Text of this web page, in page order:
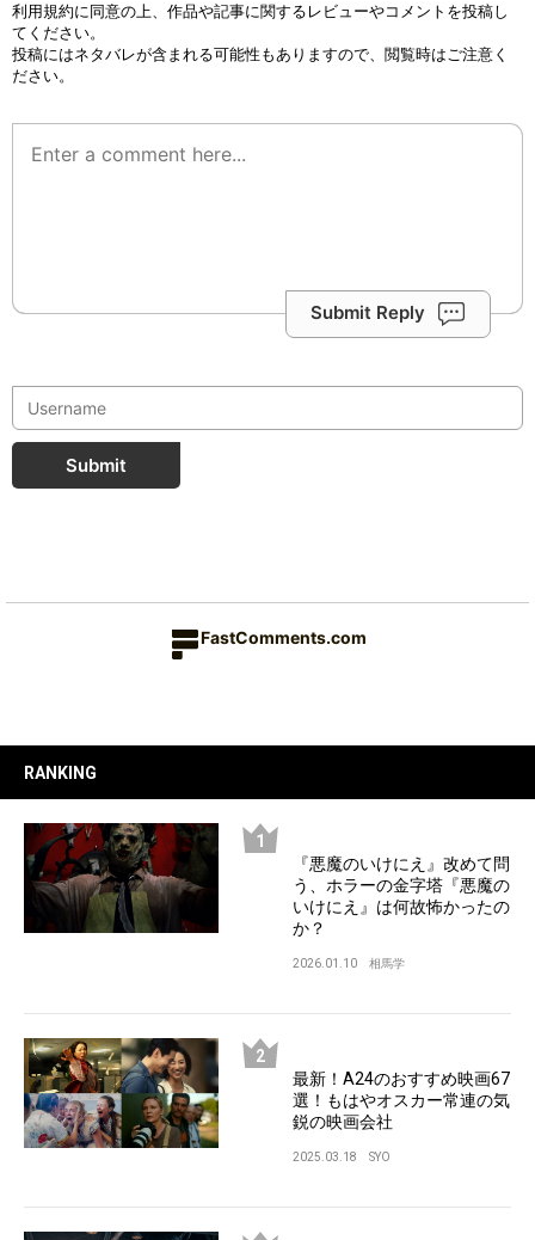
利用規約に同意の上、作品や記事に関するレビューやコメントを投稿し
てください。
投稿にはネタバレが含まれる可能性もありますので、閲覧時はご注意く
ださい。
Submit Reply
Submit
FastComments.com
RANKING
『悪魔のいけにえ』改めて問
う、ホラーの金字塔『悪魔の
いけにえ』は何故怖かったの
か？
2026.01.10 相馬学
最新！A24のおすすめ映画67
選！もはやオスカー常連の気
鋭の映画会社
2025.03.18 SYO